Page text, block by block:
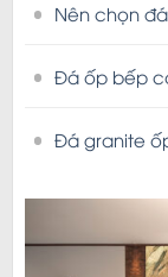
Nên chọn
Đá ốp bếp
Đá granite